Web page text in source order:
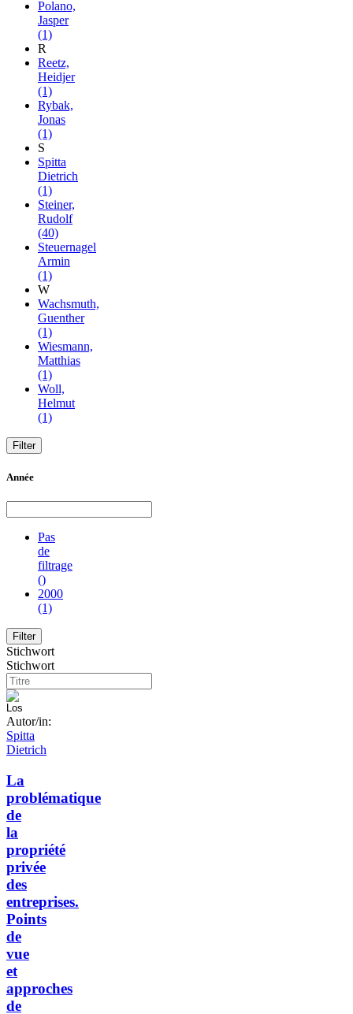
Polano,
Jasper
(1)
R
Reetz,
Heidjer
(1)
Rybak,
Jonas
(1)
S
Spitta
Dietrich
(1)
Steiner,
Rudolf
(40)
Steuernagel
Armin
(1)
W
Wachsmuth,
Guenther
(1)
Wiesmann,
Matthias
(1)
Woll,
Helmut
(1)
Année
Pas
de
filtrage
()
2000
(1)
Stichwort
Stichwort
Autor/in:
Spitta
Dietrich
La
problématique
de
la
propriété
privée
des
entreprises.
Points
de
vue
et
approches
de